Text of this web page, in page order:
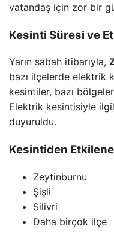
vatandaş için zor bir
Kesinti Süresi ve
Yarın sabah itibarıyla,
bazı ilçelerde elektrik
kesintiler, bazı
Elektrik kesintisiyle
duyuruldu.
Kesintiden
Zeytinburnu
Şişli
Silivri
Daha birçok ilçe